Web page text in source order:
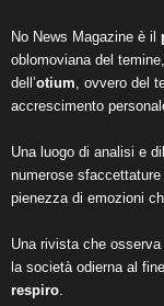
No News Magazine è il
oblomoviana del
dell’otium , ovvero del
accrescimento
Una luogo di analisi e
numerose
pienezza di emozioni
Una rivista che osserva
la società odierna al
respiro